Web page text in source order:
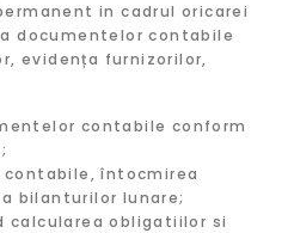
in cadrul oricarei
documentelor contabile
evidența furnizorilor,
contabile conform
întocmirea
bilanturilor lunare;
calcularea obligatiilor si